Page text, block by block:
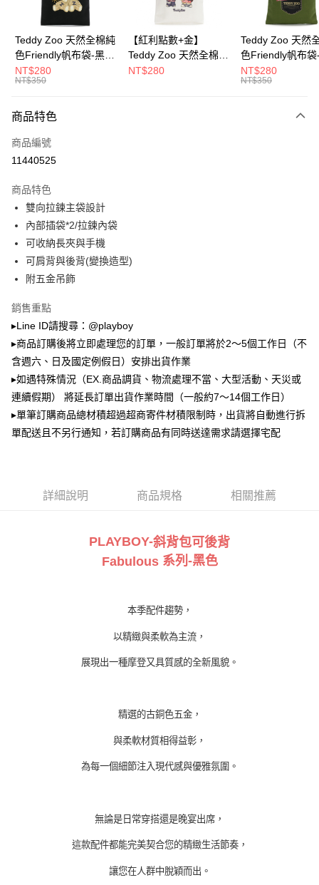
街口支付
大哥付你分期
相關說明
2.付款方式選擇「大哥付你分期」，訂單成立後會自動跳轉到大哥付的交易
成交易。
3.實際核准額度、可分期數及費用金額請依後續交易確認頁面所載為準。
消。如遇「轉專審核」未通過狀況，表示未達大哥付你分期系統評分，恕無
法說明評估內容。
【繳款方式說明】
1.分期款項不併入電信帳單，「大哥付你分期」於每月結算日後寄送繳費提
2.透過簡訊連結打開帳單後，可選擇「超商條碼／台灣大直營門市／銀行轉
帳／街口支付／iPASS MONEY」等通路繳費。
【注意事項】
用戶於交易時，得透過本服務購買商品或服務，並由商店將買賣／分期付款
買賣價金債權讓與本公司後，依約使用本公司帳單繳交帳款。
2.基於同意付款使用「大哥付你分期」之契約關係目的，商店將以您的個人
資料（包含姓名、電話或地址）提供予台灣大哥大進項蒐集、處理及利用，
由本公司與您本人進行分期帳單所需資料之確認、核對及更正。
3.完整用戶服務條款，請詳閱以下連結：https://oppay.tw/userRule
運送方式
全家取貨付款
付款後全家取貨
每筆NT$100，滿NT$700(含以上)免運費
每筆NT$100，滿NT$900(含以上)免運費
7-11取貨付款
每筆NT$100，滿NT$900(含以上)免運費
付款後7-11取貨
每筆NT$100，滿NT$700(含以上)免運費
宅配
Teddy Zoo 天然全棉純
色Friendly帆布袋-黑色
(TZB107)
NT$280
NT$350
【紅利點數+金】
Teddy Zoo 天然全棉純
色Friendly帆布袋-白色
NT$280
Teddy Zoo 天然
色Friendly帆布袋
色(TZB107)
NT$280
NT$350
商品特色
商品編號
11440525
商品特色
雙向拉鍊主袋設計
內部插袋*2/拉鍊內袋
可收納長夾與手機
可肩背與後背(變換造型)
附五金吊飾
銷售重點
▸Line ID請搜尋：@playboy
▸商品訂購後將立即處理您的訂單，一般訂單將於2～5個工作日（不
含週六、日及國定例假日）安排出貨作業
▸如遇特殊情況（EX.商品調貨、物流處理不當、大型活動、天災或
連續假期） 將延長訂單出貨作業時間（一般約7～14個工作日）
▸單筆訂購商品總材積超過超商寄件材積限制時，出貨將自動進行拆
單配送且不另行通知，若訂購商品有同時送達需求請選擇宅配
詳細說明 商品規格 相關推薦
PLAYBOY-斜背包可後背
Fabulous 系列 -黑色
本季配件趨勢，
以精緻與柔軟為主流，
展現出一種摩登又具質感的全新風貌。
精選的古銅色五金，
與柔軟材質相得益彰，
為每一個細節注入現代感與優雅氛圍。
無論是日常穿搭還是晚宴出席，
這款配件都能完美契合您的精緻生活節奏，
讓您在人群中脫穎而出。